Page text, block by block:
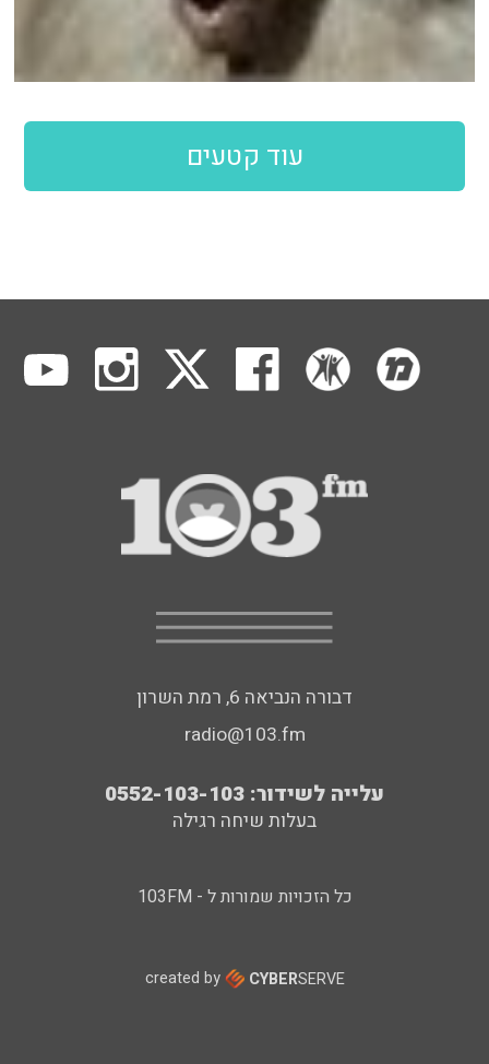
עוד קטעים
דבורה הנביאה 6, רמת השרון
radio@103.fm
עלייה לשידור: 0552-103-103
בעלות שיחה רגילה
כל הזכויות שמורות ל - 103FM
created by CYBERSERVE